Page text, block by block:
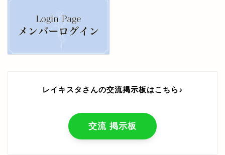
レイキスタさんの交流掲示板はこちら♪
交流 掲示板